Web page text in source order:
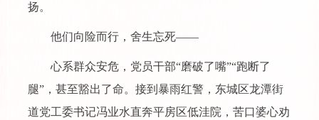
扬。
他们向险而行，舍生忘死——
心系群众安危，党员干部“磨破了嘴”“跑断了
腿”，甚至豁出了命。接到暴雨红警，东城区龙潭街
道党工委书记冯业水直奔平房区低洼院，苦口婆心劝